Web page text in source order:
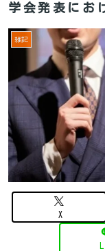
学会発表にお
雑記
X